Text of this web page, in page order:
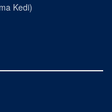
Kedi)